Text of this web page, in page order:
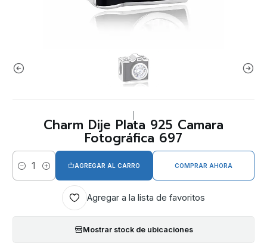
Charm Dije Plata 925 Camara
Fotográfica 697
Cantidad
AGREGAR AL CARRO COMPRAR AHORA
Agregar a la lista de favoritos
Mostrar stock de ubicaciones